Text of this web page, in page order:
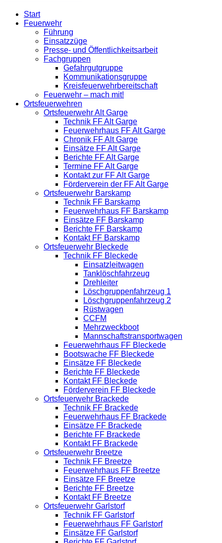
Start
Feuerwehr
Führung
Einsatzzüge
Presse- und Öffentlichkeitsarbeit
Fachgruppen
Gefahrgutgruppe
Kommunikationsgruppe
Kreisfeuerwehrbereitschaft
Feuerwehr – mach mit!
Ortsfeuerwehren
Ortsfeuerwehr Alt Garge
Technik FF Alt Garge
Feuerwehrhaus FF Alt Garge
Chronik FF Alt Garge
Einsätze FF Alt Garge
Berichte FF Alt Garge
Termine FF Alt Garge
Kontakt zur FF Alt Garge
Förderverein der FF Alt Garge
Ortsfeuerwehr Barskamp
Technik FF Barskamp
Feuerwehrhaus FF Barskamp
Einsätze FF Barskamp
Berichte FF Barskamp
Kontakt FF Barskamp
Ortsfeuerwehr Bleckede
Technik FF Bleckede
Einsatzleitwagen
Tanklöschfahrzeug
Drehleiter
Löschgruppenfahrzeug 1
Löschgruppenfahrzeug 2
Rüstwagen
CCFM
Mehrzweckboot
Mannschaftstransportwagen
Feuerwehrhaus FF Bleckede
Bootswache FF Bleckede
Einsätze FF Bleckede
Berichte FF Bleckede
Kontakt FF Bleckede
Förderverein FF Bleckede
Ortsfeuerwehr Brackede
Technik FF Brackede
Feuerwehrhaus FF Brackede
Einsätze FF Brackede
Berichte FF Brackede
Kontakt FF Brackede
Ortsfeuerwehr Breetze
Technik FF Breetze
Feuerwehrhaus FF Breetze
Einsätze FF Breetze
Berichte FF Breetze
Kontakt FF Breetze
Ortsfeuerwehr Garlstorf
Technik FF Garlstorf
Feuerwehrhaus FF Garlstorf
Einsätze FF Garlstorf